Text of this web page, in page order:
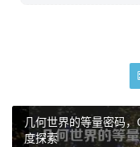
几何世界的等量密码
度探索